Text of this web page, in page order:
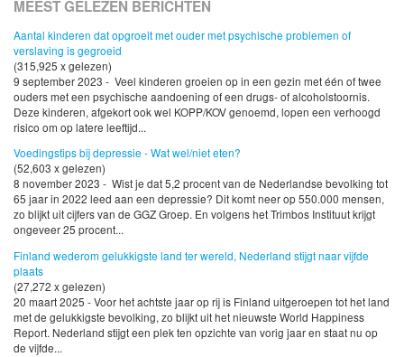
MEEST GELEZEN BERICHTEN
Aantal kinderen dat opgroeit met ouder met psychische problemen of
verslaving is gegroeid
(315,925 x gelezen)
9 september 2023 - Veel kinderen groeien op in een gezin met één of twee
ouders met een psychische aandoening of een drugs- of alcoholstoornis.
Deze kinderen, afgekort ook wel KOPP/KOV genoemd, lopen een verhoogd
risico om op latere leeftijd...
Voedingstips bij depressie - Wat wel/niet eten?
(52,603 x gelezen)
8 november 2023 - Wist je dat 5,2 procent van de Nederlandse bevolking tot
65 jaar in 2022 leed aan een depressie? Dit komt neer op 550.000 mensen,
zo blijkt uit cijfers van de GGZ Groep. En volgens het Trimbos Instituut krijgt
ongeveer 25 procent...
Finland wederom gelukkigste land ter wereld, Nederland stijgt naar vijfde
plaats
(27,272 x gelezen)
20 maart 2025 - Voor het achtste jaar op rij is Finland uitgeroepen tot het land
met de gelukkigste bevolking, zo blijkt uit het nieuwste World Happiness
Report. Nederland stijgt een plek ten opzichte van vorig jaar en staat nu op
de vijfde...